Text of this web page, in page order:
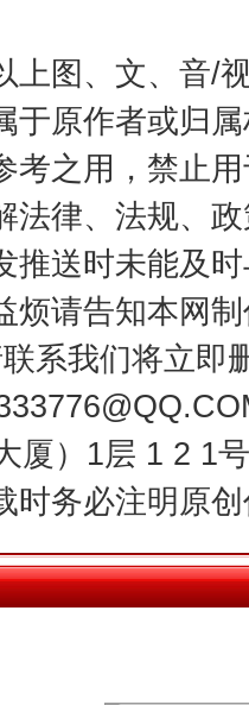
上图、文、音/
于原作者或归
考之用，禁止
法律、法规、
推送时未能及
烦请告知本网
系我们将立即
厦）1层 1 2 1
时务必注明原
今